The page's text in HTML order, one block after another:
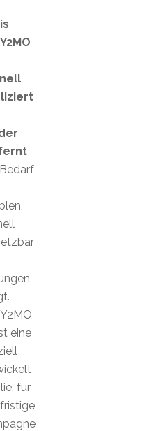
eine
für